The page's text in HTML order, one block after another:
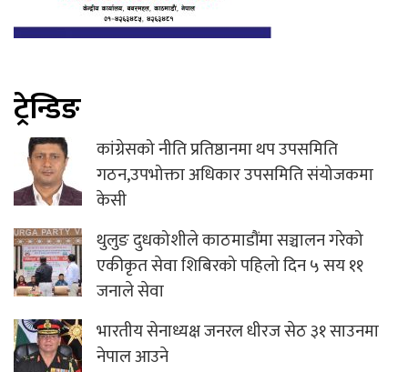
ट्रेन्डिङ
कांग्रेसको नीति प्रतिष्ठानमा थप उपसमिति
गठन,उपभोक्ता अधिकार उपसमिति संयोजकमा
केसी
थुलुङ दुधकोशीले काठमाडौंमा सञ्चालन गरेको
एकीकृत सेवा शिबिरको पहिलो दिन ५ सय ११
जनाले सेवा
भारतीय सेनाध्यक्ष जनरल धीरज सेठ ३१ साउनमा
नेपाल आउने